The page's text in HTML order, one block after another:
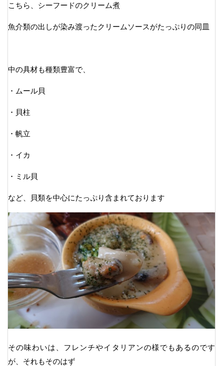
こちら、シーフードのクリーム煮
魚介類の出しが染み渡ったクリームソースがたっぷりの同皿
中の具材も種類豊富で、
・ムール貝
・貝柱
・帆立
・イカ
・ミル貝
など、貝類を中心にたっぷり含まれております
その味わいは、フレンチやイタリアンの様でもあるのです
が、それもそのはず